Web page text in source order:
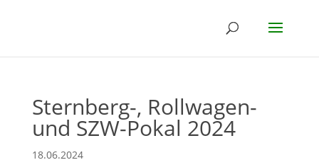
Sternberg-, Rollwagen-
und SZW-Pokal 2024
18.06.2024